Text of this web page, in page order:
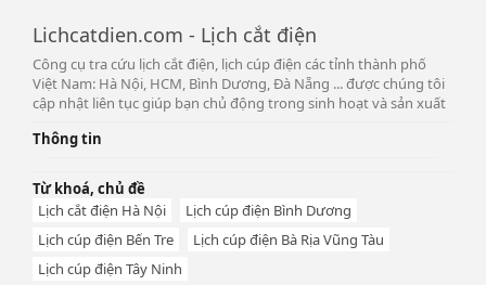
Lichcatdien.com - Lịch cắt điện
Công cụ tra cứu lịch cắt điện, lịch cúp điện các tỉnh thành phố
Việt Nam: Hà Nội, HCM, Bình Dương, Đà Nẵng ... được chúng tôi
cập nhật liên tục giúp bạn chủ động trong sinh hoạt và sản xuất
Thông tin
Từ khoá, chủ đề
Lịch cắt điện Hà Nội
Lịch cúp điện Bình Dương
Lịch cúp điện Bến Tre
Lịch cúp điện Bà Rịa Vũng Tàu
Lịch cúp điện Tây Ninh